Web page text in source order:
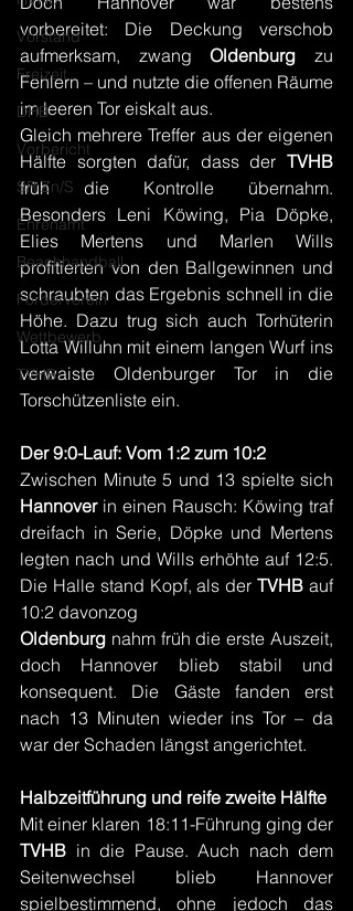
Vorstand
Freizeit
DHB
Vorbericht
SR Zn/S
Ehrenamt
Beachhandball
Förderverein
Wettbewerb
TVHB
vorbereitet: Die Deckung verschob
aufmerksam, zwang Oldenburg zu
Fehlern – und nutzte die offenen Räume
im leeren Tor eiskalt aus.
Gleich mehrere Treffer aus der eigenen
Hälfte sorgten dafür, dass der
früh die Kontrolle übernahm.
Besonders Leni Köwing, Pia Döpke,
Elies Mertens und Marlen Wills
profitierten von den Ballgewinnen und
schraubten das Ergebnis schnell in die
Höhe. Dazu trug sich auch Torhüterin
Lotta Willuhn mit einem langen Wurf ins
verwaiste Oldenburger Tor in die
Torschützenliste ein.
Der 9:0-Lauf: Vom 1:2 zum 10:2
Hannover in einen Rausch: Köwing traf
dreifach in Serie, Döpke und Mertens
legten nach und Wills erhöhte auf 12:5.
Die Halle stand Kopf, als der TVHB auf
10:2 davonzog
Oldenburg nahm früh die erste Auszeit,
doch Hannover blieb stabil und
konsequent. Die Gäste fanden erst
nach 13 Minuten wieder ins Tor – da
war der Schaden längst angerichtet.
Halbzeitführung und reife zweite Hälfte
TVHB in die Pause. Auch nach dem
Seitenwechsel blieb Hannover
spielbestimmend, ohne jedoch das